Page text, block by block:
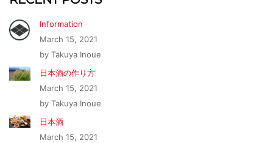
Information
March 15, 2021
by Takuya Inoue
日本酒の作り方
March 15, 2021
by Takuya Inoue
日本酒
March 15, 2021